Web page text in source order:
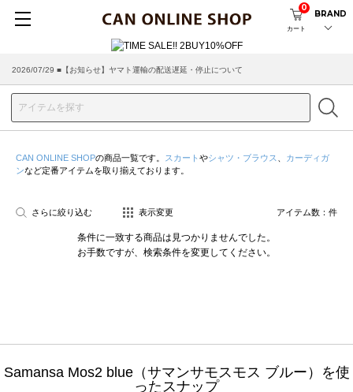
カート
0
BRAND
2026/07/29 ■【お知らせ】ヤマト運輸の配送遅延・停止について
CAN ONLINE SHOPの商品一覧です。 スカート やシャツ・ブラウス
カーディガ
ンなど定番アイテムを取り揃えております。
さらに絞り込む 表示変更 アイテム数： 件
条件に一致する商品は見つかりませんでした。
お手数ですが、検索条件を変更してください。
Samansa Mos2 blue（サマンサモスモス ブルー）を使
ったスナップ